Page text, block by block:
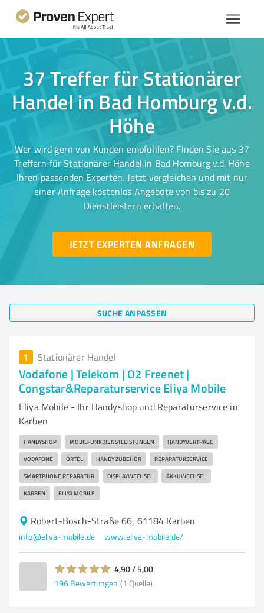
37 Treffer für Stationärer
Handel in Bad Homburg v.d.
Höhe
Wer wird gern von Kunden empfohlen? Finden Sie aus 37
Treffern für Stationärer Handel in Bad Homburg v.d. Höhe
Ihren passenden Experten. Jetzt vergleichen und mit nur
einer Anfrage kostenlos Angebote von bis zu 20
Dienstleistern erhalten.
JETZT EXPERTEN ANFRAGEN
SUCHE ANPASSEN
1 Stationärer Handel
Vodafone | Telekom | O2 Freenet |
Congstar&Reparaturservice Eliya Mobile
Eliya Mobile - Ihr Handyshop und Reparaturservice in
Karben
HANDYSHOP MOBILFUNKDIENSTLEISTUNGEN HANDYVERTRÄGE
VODAFONE ORTEL HANDY ZUBEHÖR REPARATURSERVICE
SMARTPHONE REPARATUR DISPLAYWECHSEL AKKUWECHSEL
KARBEN ELIYA MOBILE
Robert-Bosch-Straße 66, 61184 Karben
info@eliya-mobile.de www.eliya-mobile.de/
4,90 / 5,00
196 Bewertungen (1 Quelle)